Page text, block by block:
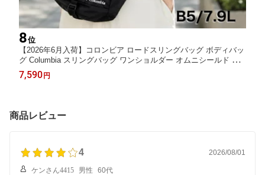
8位
【2026年6月入荷】コロンビア ロードスリングバッグ ボディバッ
グ Columbia スリングバッグ ワンショルダー オムニシールド 撥
水 男女兼用 斜め掛け B5 カジュアル レジャー アウトドア ユニセ
ックス メンズ レディース タウン ブラック グレー カーキ 旅行 P
7,590 円
商品レビュー
4 2026/08/01
ケンさん4415 男性 60代